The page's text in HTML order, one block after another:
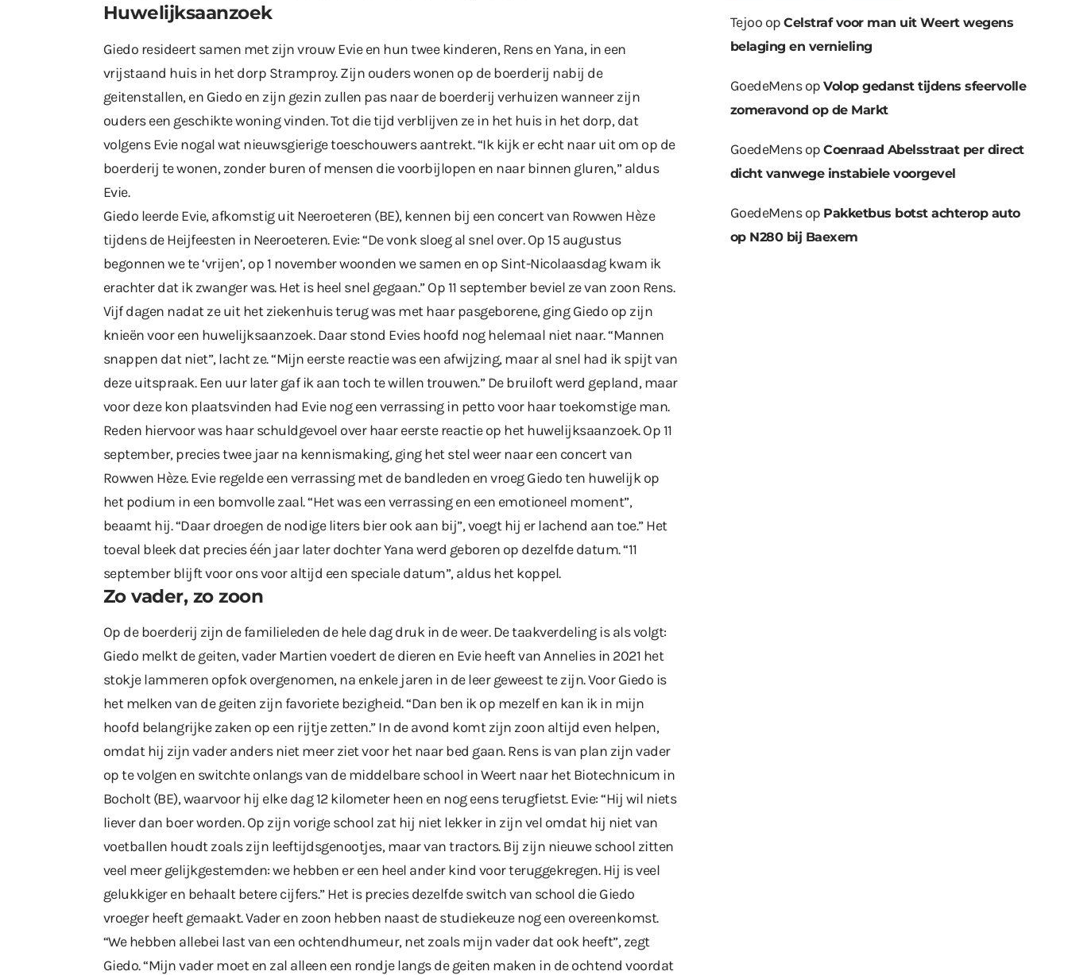
Huwelijksaanzoek
Giedo resideert samen met zijn vrouw Evie en hun twee kinderen, Rens en Yana, in een
vrijstaand huis in het dorp Stramproy. Zijn ouders wonen op de boerderij nabij de
geitenstallen, en Giedo en zijn gezin zullen pas naar de boerderij verhuizen wanneer zijn
ouders een geschikte woning vinden. Tot die tijd verblijven ze in het huis in het dorp, dat
volgens Evie nogal wat nieuwsgierige toeschouwers aantrekt. “Ik kijk er echt naar uit om op de
boerderij te wonen, zonder buren of mensen die voorbijlopen en naar binnen gluren,” aldus
Evie.
Giedo leerde Evie, afkomstig uit Neeroeteren (BE), kennen bij een concert van Rowwen Hèze
tijdens de Heijfeesten in Neeroeteren. Evie: “De vonk sloeg al snel over. Op 15 augustus
begonnen we te ‘vrijen’, op 1 november woonden we samen en op Sint-Nicolaasdag kwam ik
erachter dat ik zwanger was. Het is heel snel gegaan.” Op 11 september beviel ze van zoon Rens.
Vijf dagen nadat ze uit het ziekenhuis terug was met haar pasgeborene, ging Giedo op zijn
knieën voor een huwelijksaanzoek. Daar stond Evies hoofd nog helemaal niet naar. “Mannen
snappen dat niet”, lacht ze. “Mijn eerste reactie was een afwijzing, maar al snel had ik spijt van
deze uitspraak. Een uur later gaf ik aan toch te willen trouwen.” De bruiloft werd gepland, maar
voor deze kon plaatsvinden had Evie nog een verrassing in petto voor haar toekomstige man.
Reden hiervoor was haar schuldgevoel over haar eerste reactie op het huwelijksaanzoek. Op 11
september, precies twee jaar na kennismaking, ging het stel weer naar een concert van
Rowwen Hèze. Evie regelde een verrassing met de bandleden en vroeg Giedo ten huwelijk op
het podium in een bomvolle zaal. “Het was een verrassing en een emotioneel moment”,
beaamt hij. “Daar droegen de nodige liters bier ook aan bij”, voegt hij er lachend aan toe.” Het
toeval bleek dat precies één jaar later dochter Yana werd geboren op dezelfde datum. “11
september blijft voor ons voor altijd een speciale datum”, aldus het koppel.
Zo vader, zo zoon
Op de boerderij zijn de familieleden de hele dag druk in de weer. De taakverdeling is als volgt:
Giedo melkt de geiten, vader Martien voedert de dieren en Evie heeft van Annelies in 2021 het
stokje lammeren opfok overgenomen, na enkele jaren in de leer geweest te zijn. Voor Giedo is
het melken van de geiten zijn favoriete bezigheid. “Dan ben ik op mezelf en kan ik in mijn
hoofd belangrijke zaken op een rijtje zetten.” In de avond komt zijn zoon altijd even helpen,
omdat hij zijn vader anders niet meer ziet voor het naar bed gaan. Rens is van plan zijn vader
op te volgen en switchte onlangs van de middelbare school in Weert naar het Biotechnicum in
Bocholt (BE), waarvoor hij elke dag 12 kilometer heen en nog eens terugfietst. Evie: “Hij wil niets
liever dan boer worden. Op zijn vorige school zat hij niet lekker in zijn vel omdat hij niet van
voetballen houdt zoals zijn leeftijdsgenootjes, maar van tractors. Bij zijn nieuwe school zitten
veel meer gelijkgestemden: we hebben er een heel ander kind voor teruggekregen. Hij is veel
gelukkiger en behaalt betere cijfers.” Het is precies dezelfde switch van school die Giedo
vroeger heeft gemaakt. Vader en zoon hebben naast de studiekeuze nog een overeenkomst.
“We hebben allebei last van een ochtendhumeur, net zoals mijn vader dat ook heeft”, zegt
Giedo. “Mijn vader moet en zal alleen een rondje langs de geiten maken in de ochtend voordat
Tejoo opCelstraf voor man uit Weert wegens
belaging en vernieling
GoedeMensopVolop gedanst tijdens sfeervolle
zomeravond op de Markt
GoedeMensopCoenraad Abelsstraat per direct
dicht vanwege instabiele voorgevel
GoedeMensop Pakketbus botst achterop auto
op N280 bij Baexem